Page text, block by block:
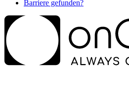
Barriere gefunden?